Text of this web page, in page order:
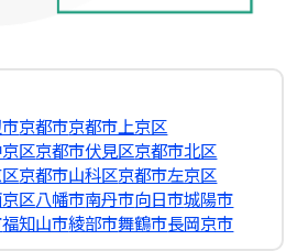
京都市京都市上京区
区京都市伏見区京都市北区
京都市山科区京都市左京区
区八幡市南丹市向日市城陽市
福知山市綾部市舞鶴市長岡京市